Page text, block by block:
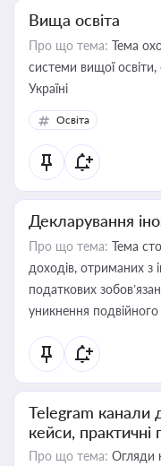
Вища освіта
Про що тема: Тема
системи вищої освіти,
Україні
Освіта
Декларування
Про що тема: Тема
доходів, отриманих з
податкових
уникнення
Telegram канали
кейси, практичні
Про що тема: Огляди